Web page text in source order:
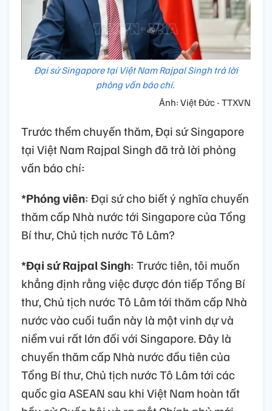
Đại sứ Singapore tại Việt Nam Rajpal Singh trả lời
phỏng vấn báo chí.
Ảnh: Việt Đức - TTXVN
Trước thềm chuyến thăm, Đại sứ Singapore
tại Việt Nam Rajpal Singh đã trả lời phỏng
vấn báo chí:
*Phóng viên: Đại sứ cho biết ý nghĩa chuyến
thăm cấp Nhà nước tới Singapore của Tổng
Bí thư, Chủ tịch nước Tô Lâm?
*Đại sứ Rajpal Singh: Trước tiên, tôi muốn
khẳng định rằng việc được đón tiếp Tổng Bí
thư, Chủ tịch nước Tô Lâm tới thăm cấp Nhà
nước vào cuối tuần này là một vinh dự và
niềm vui rất lớn đối với Singapore. Đây là
chuyến thăm cấp Nhà nước đầu tiên của
Tổng Bí thư, Chủ tịch nước Tô Lâm tới các
quốc gia ASEAN sau khi Việt Nam hoàn tất